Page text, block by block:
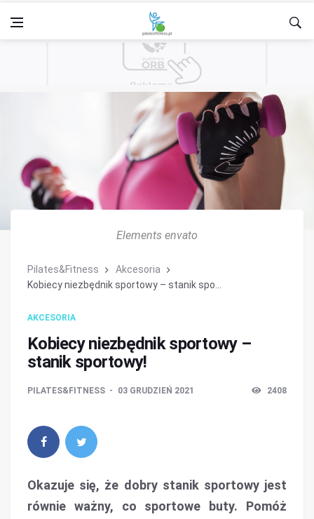
Elements envato
Pilates&Fitness
Akcesoria
Kobiecy niezbędnik sportowy – stanik spo...
AKCESORIA
Kobiecy niezbędnik sportowy –
stanik sportowy!
PILATES&FITNESS 03 GRUDZIEŃ 2021 2408
Okazuje się, że dobry stanik sportowy jest
równie ważny, co sportowe buty. Pomóż